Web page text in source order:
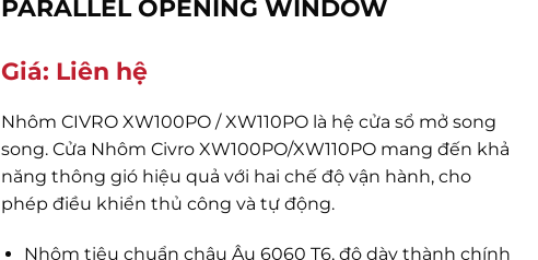
PARALLEL OPENING WINDOW
Giá: Liên hệ
Nhôm CIVRO XW100PO / XW110PO là hệ cửa sổ mở song
song. Cửa Nhôm Civro XW100PO/XW110PO mang đến khả
năng thông gió hiệu quả với hai chế độ vận hành, cho
phép điều khiển thủ công và tự động.
Nhôm tiêu chuẩn châu Âu 6060 T6, độ dày thành chính